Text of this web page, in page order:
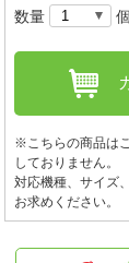
数量 個
※こちらの商品は
しておりません。
対応機種、サイズ
お求めください。